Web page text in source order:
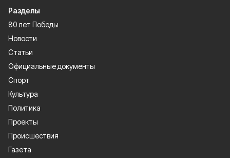
Разделы
80 лет Победы
Новости
Статьи
Официальные документы
Спорт
Культура
Политика
Проекты
Происшествия
Газета